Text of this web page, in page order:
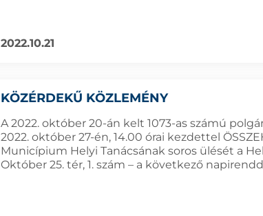
2022.10.21
KÖZÉRDEKŰ KÖZLEMÉNY
A 2022. október 20-án kelt 1073-as számú
2022. október 27-én, 14.00 órai kezdettel
Municípium Helyi Tanácsának soros ülését a
Október 25. tér, 1. szám – a következő